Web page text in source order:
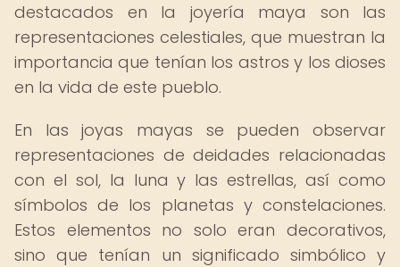
destacados en la joyería maya son las
representaciones celestiales, que muestran la
importancia que tenían los astros y los dioses
en la vida de este pueblo.
En las joyas mayas se pueden observar
representaciones de deidades relacionadas
con el sol, la luna y las estrellas, así como
símbolos de los planetas y constelaciones.
Estos elementos no solo eran decorativos,
sino que tenían un significado simbólico y